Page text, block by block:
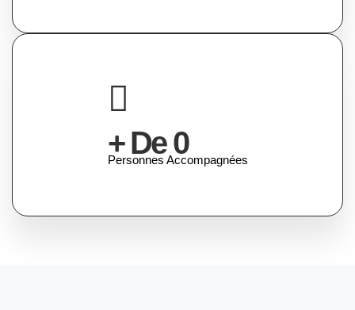
+ De0
Personnes Accompagnées